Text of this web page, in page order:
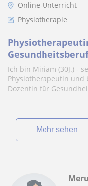
Online-Unterricht
Physiotherapie
medizinischen
Ich bin Miriam (30J.) -
Physiotherapeutin und
Dozentin für
Mehr sehen
Meru